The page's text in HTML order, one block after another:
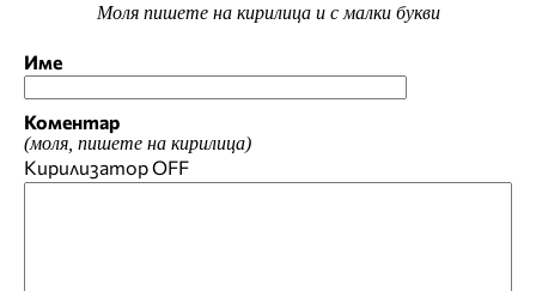
Моля пишете на кирилица и с малки букви
Име
Коментар
(моля, пишете на кирилица)
КирилизаторOFF